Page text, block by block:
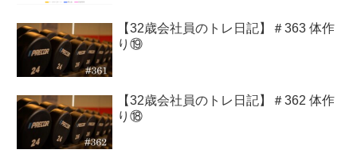
【32歳会社員のトレ日記】＃363 体作
り⑲
【32歳会社員のトレ日記】＃362 体作
り⑱